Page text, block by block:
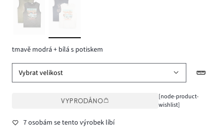
tmavě modrá + bílá s potiskem
Vybrat velikost
VYPRODÁNO
[node-product-
wishlist]
7 osobám se tento výrobek líbí